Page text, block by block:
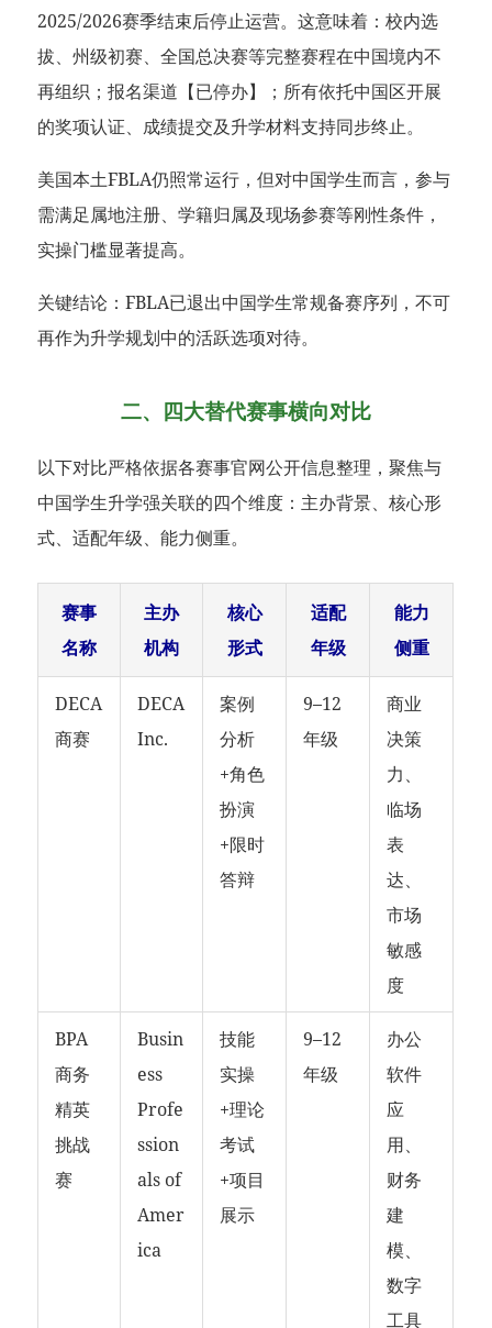
2025/2026赛季结束后停止运营。这意味着：校内选
拔、州级初赛、全国总决赛等完整赛程在中国境内不
再组织；报名渠道【已停办】；所有依托中国区开展
的奖项认证、成绩提交及升学材料支持同步终止。
美国本土FBLA仍照常运行，但对中国学生而言，参与
需满足属地注册、学籍归属及现场参赛等刚性条件，
实操门槛显著提高。
关键结论：FBLA已退出中国学生常规备赛序列，不可
再作为升学规划中的活跃选项对待。
二、四大替代赛事横向对比
以下对比严格依据各赛事官网公开信息整理，聚焦与
中国学生升学强关联的四个维度：主办背景、核心形
式、适配年级、能力侧重。
赛事
名称
主办
机构
核心
形式
适配
年级
能力
侧重
DECA
商赛
DECA
Inc.
案例
分析
+角色
扮演
+限时
答辩
9–12
年级
商业
决策
力、
临场
表
达、
市场
敏感
度
BPA
商务
精英
挑战
赛
Busin
ess
Profe
ssion
als of
Amer
ica
技能
实操
+理论
考试
+项目
展示
9–12
年级
办公
软件
应
用、
财务
建
模、
数字
工具